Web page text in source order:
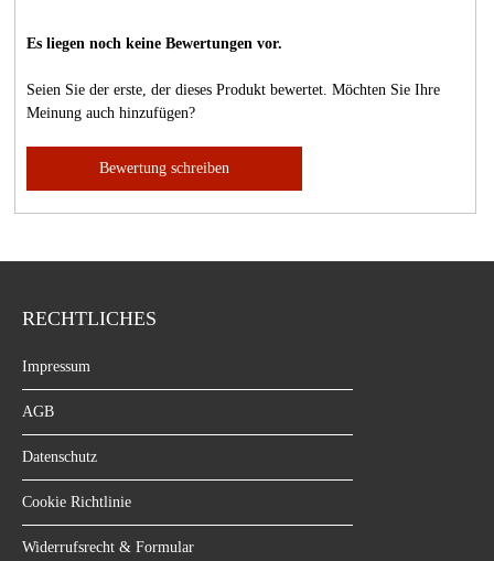
Es liegen noch keine Bewertungen vor.
Seien Sie der erste, der dieses Produkt bewertet. Möchten Sie Ihre
Meinung auch hinzufügen?
Bewertung schreiben
RECHTLICHES
Impressum
AGB
Datenschutz
Cookie Richtlinie
Widerrufsrecht & Formular